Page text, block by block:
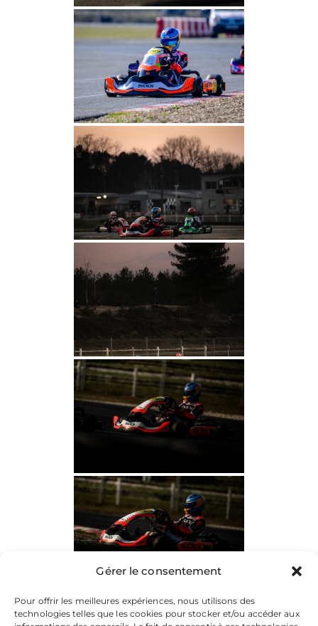
Gérer le consentement
Pour offrir les meilleures expériences, nous utilisons des
technologies telles que les cookies pour stocker et/ou accéder aux